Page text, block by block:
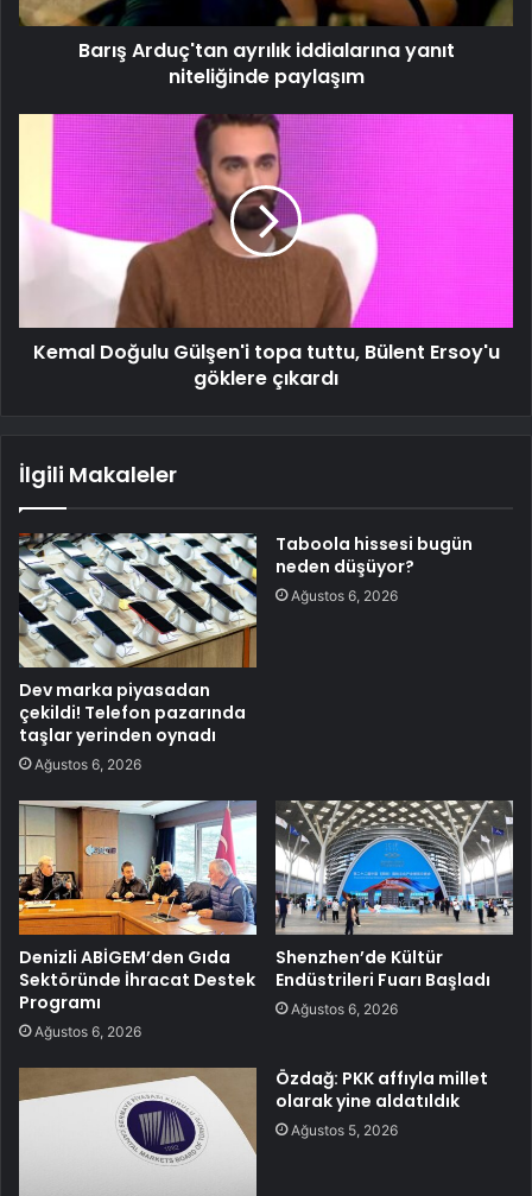
Barış Arduç'tan ayrılık iddialarına yanıt
niteliğinde paylaşım
Kemal Doğulu Gülşen'i topa tuttu, Bülent Ersoy'u
göklere çıkardı
İlgili Makaleler
Dev marka piyasadan
çekildi! Telefon pazarında
taşlar yerinden oynadı
Ağustos 6, 2026
Taboola hissesi bugün
neden düşüyor?
Ağustos 6, 2026
Denizli ABİGEM’den Gıda
Sektöründe İhracat Destek
Programı
Ağustos 6, 2026
Shenzhen’de Kültür
Endüstrileri Fuarı Başladı
Ağustos 6, 2026
Özdağ: PKK affıyla millet
olarak yine aldatıldık
Ağustos 5, 2026